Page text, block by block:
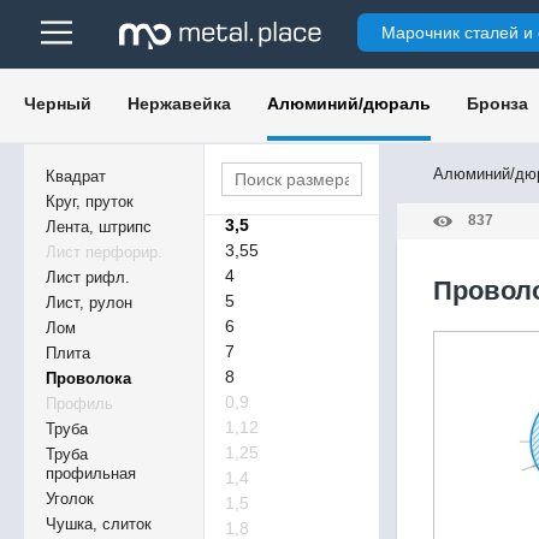
Марочник сталей и
Черный Нержавейка Алюминий/дюраль Бронза
Квадрат
Круг, пруток
Лента, штрипс
Лист перфорир.
Лист рифл.
Лист, рулон
Лом
Плита
Проволока
Профиль
Труба
Труба
профильная
Уголок
Чушка, слиток
0,8
1
1,6
2,5
3,15
3,5
3,55
4
5
6
7
8
0,9
1,12
1,25
1,4
1,5
1,8
Алюминий/
837